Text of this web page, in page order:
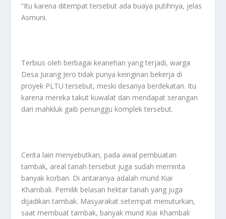
“Itu karena ditempat tersebut ada buaya putihnya, jelas
Asmuni.
Terbius oleh berbagai keanehan yang terjadi, warga
Desa Jurang Jero tidak punya keinginan bekerja di
proyek PLTU tersebut, meski desanya berdekatan. Itu
karena mereka takut kuwalat dan mendapat serangan
dari mahkluk gaib penunggu komplek tersebut.
Cerita lain menyebutkan, pada awal pembuatan
tambak, areal tanah tersebut juga sudah meminta
banyak korban. Di antaranya adalah murid Kiai
Khambali. Pemilik belasan hektar tanah yang juga
dijadikan tambak. Masyarakat setempat menuturkan,
saat membuat tambak, banyak murid Kiai Khambali